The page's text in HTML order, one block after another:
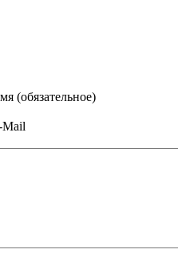
(обязательное)
Mail